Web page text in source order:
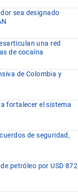
sea designado
una red
de cocaína
de Colombia y
fortalecer el sistema
de seguridad,
petróleo por USD 872